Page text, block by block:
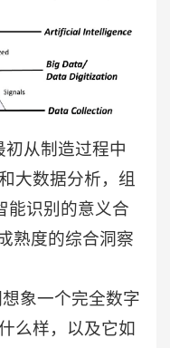
从制造过程中
大数据分析，组
能识别的意义合
熟度的综合洞察
象一个完全数字
么样，以及它如